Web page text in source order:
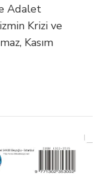
Adalet
Krizi ve
Kasım